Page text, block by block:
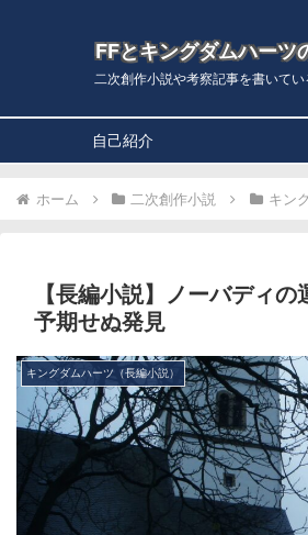
FFとキングダムハーツ
二次創作小説や考察記事を書いてい
自己紹介
ホーム 二次創作小説 キン
【長編小説】ノーバディの
予期せぬ発見
キングダムハーツ（長編小説）